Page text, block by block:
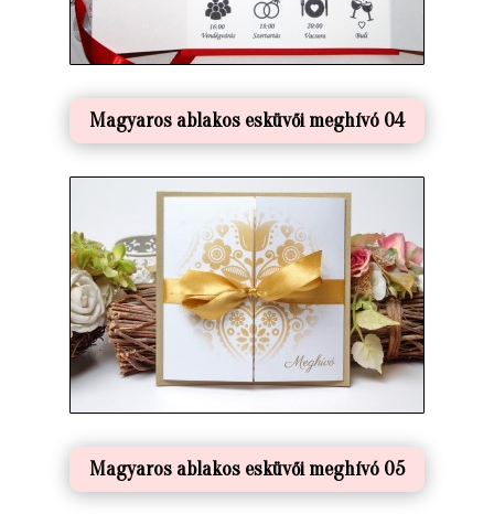
Magyaros ablakos esküvői meghívó 04
Magyaros ablakos esküvői meghívó 05